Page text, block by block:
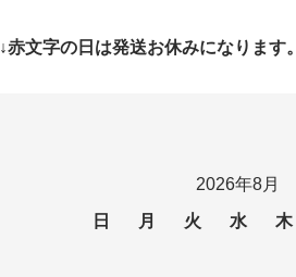
↓赤文字の日は発送お休みになります。
2026年8月
日
月 火 水 木